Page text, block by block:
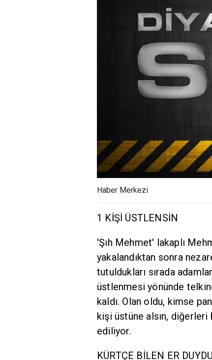
Haber Merkezi
1 KİŞİ ÜSTLENSİN
'Şıh Mehmet' lakaplı
yakalandıktan sonra
tutuldukları sırada
üstlenmesi yönünde
kaldı. Olan oldu, kimse
kişi üstüne alsın,
ediliyor.
KÜRTÇE BİLEN ER DUYDU